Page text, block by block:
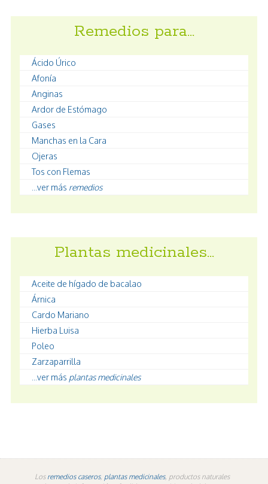
Remedios para…
Ácido Úrico
Afonía
Anginas
Ardor de Estómago
Gases
Manchas en la Cara
Ojeras
Tos con Flemas
...ver más remedios
Plantas medicinales…
Aceite de hígado de bacalao
Árnica
Cardo Mariano
Hierba Luisa
Poleo
Zarzaparrilla
...ver más plantas medicinales
Los remedios caseros, plantas medicinales, productos naturales